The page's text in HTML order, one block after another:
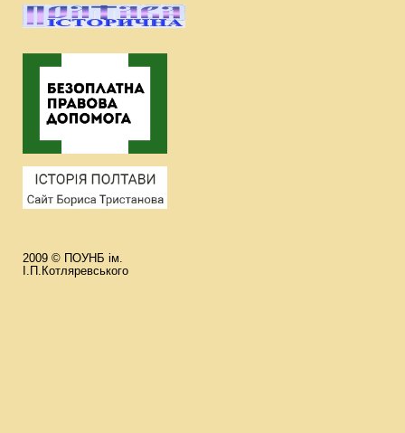
2009 © ПОУНБ ім.
І.П.Котляревського